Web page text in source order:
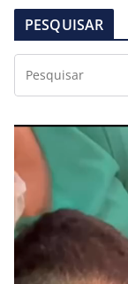
PESQUISAR